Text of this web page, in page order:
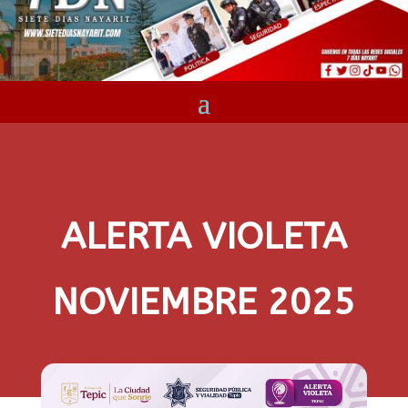
ALERTA VIOLETA
NOVIEMBRE 2025